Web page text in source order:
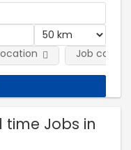
Job
time Jobs in